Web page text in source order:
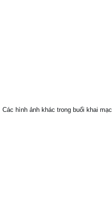
Các hình ảnh khác trong buổi khai mạc